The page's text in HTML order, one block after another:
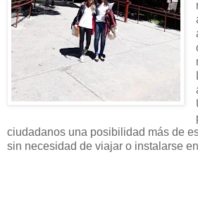
ciudadanos una posibilidad más de
sin necesidad de viajar o instalarse